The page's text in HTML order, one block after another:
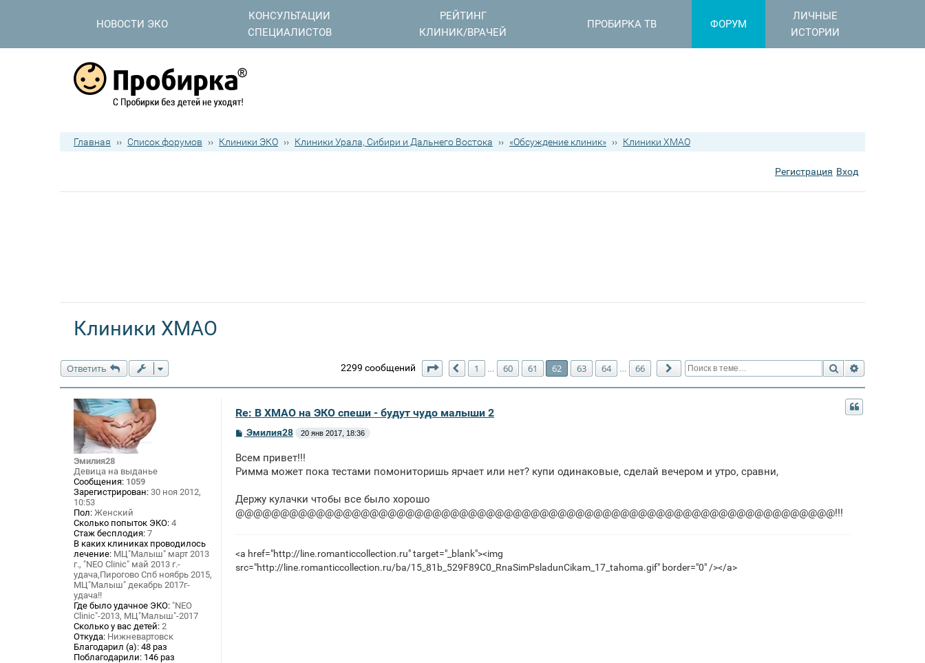
НОВОСТИ ЭКО
КОНСУЛЬТАЦИИ
СПЕЦИАЛИСТОВ
РЕЙТИНГ
КЛИНИК/ВРАЧЕЙ
ПРОБИРКА ТВ ФОРУМ
ЛИЧНЫЕ
ИСТОРИИ
Главная ›› Список форумов ›› Клиники ЭКО ›› Клиники Урала, Сибири и Дальнего Востока ›› «Обсуждение клиник» ›› Клиники ХМАО
Регистрация Вход
Клиники ХМАО
Ответить Поиск
2299 сообщений Страница 62 из66
Пред.
1 … 60 61 62 63 64 … 66 След.
Эмилия28
Девица на выданье
Сообщения: 1059
Зарегистрирован: 30 ноя 2012,
10:53
Пол: Женский
Сколько попыток ЭКО: 4
Стаж бесплодия: 7
В каких клиниках проводилось
лечение: МЦ"Малыш" март 2013
г., "NEO Clinic" май 2013 г.-
удача,Пирогово Спб ноябрь 2015,
МЦ"Малыш" декабрь 2017г-
удача!!
Где было удачное ЭКО: "NEO
Clinic"-2013, МЦ"Малыш"-2017
Сколько у вас детей: 2
Откуда: Нижневартовск
Благодарил (а): 48 раз
Поблагодарили: 146 раз
Re: В ХМАО на ЭКО спеши - будут чудо малыши 2
С
б
щ
и
е
Эмилия28 20 янв 2017, 18:36
Всем привет!!!
Римма может пока тестами помониторишь ярчает или нет? купи одинаковые, сделай вечером и утро, сравни,
Держу кулачки чтобы все было хорошо
@@@@@@@@@@@@@@@@@@@@@@@@@@@@@@@@@@@@@@@@@@@@@@@@@@@@@@@@@@@@@@@@@@@!!!
<a href="http://line.romanticcollection.ru" target="_blank"><img
src="http://line.romanticcollection.ru/ba/15_81b_529F89C0_RnaSimPsladunCikam_17_tahoma.gif" border="0" /></a>